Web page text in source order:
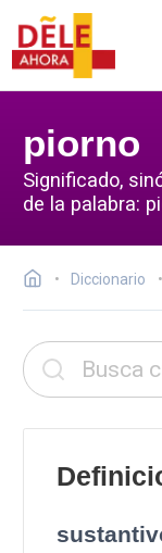
piorno
Significado,
de la palabra:
Diccionario